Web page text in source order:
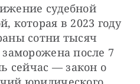
судебной
которая в 2023 году
сотни тысяч
после 7
сейчас — закон о